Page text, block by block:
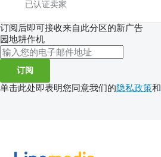
订阅后即可接收来自此分区的新广告
园地耕作机
订阅
单击此处即表明您同意我们的隐私政策和